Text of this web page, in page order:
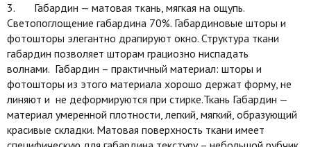
3. Габардин — матовая ткань, мягкая на ощупь.
Светопоглощение габардина 70%. Габардиновые шторы и
фотошторы элегантно драпируют окно. Структура ткани
габардин позволяет шторам грациозно ниспадать
волнами. Габардин – практичный материал: шторы и
фотошторы из этого материала хорошо держат форму, не
линяют и не деформируются при стирке.Ткань Габардин —
материал умеренной плотности, легкий, мягкий, образующий
красивые складки. Матовая поверхность ткани имеет